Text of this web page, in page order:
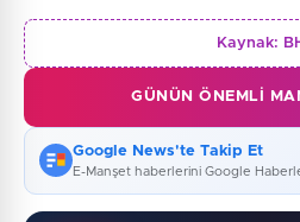
Kaynak:
GÜNÜN ÖNEMLI
Google News'te Takip Et
E-Manşet haberlerini Google